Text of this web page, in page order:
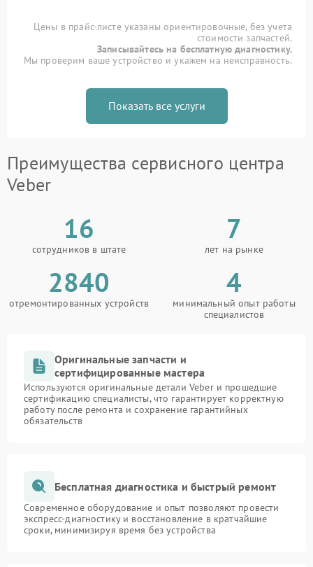
Цены в прайс-листе указаны ориентировочные, без учета
стоимости запчастей.
Записывайтесь на бесплатную диагностику.
Мы проверим ваше устройство и укажем на неисправность.
Показать все услуги
Преимущества сервисного центра
Veber
16
сотрудников в штате
7
лет на рынке
2840
отремонтированных устройств
4
минимальный опыт работы
специалистов
Оригинальные запчасти и
сертифицированные мастера
Используются оригинальные детали Veber и прошедшие
сертификацию специалисты, что гарантирует корректную
работу после ремонта и сохранение гарантийных
обязательств
Бесплатная диагностика и быстрый ремонт
Современное оборудование и опыт позволяют провести
экспресс-диагностику и восстановление в кратчайшие
сроки, минимизируя время без устройства